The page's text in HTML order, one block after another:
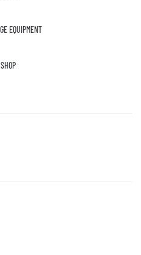
EQUIPMENT